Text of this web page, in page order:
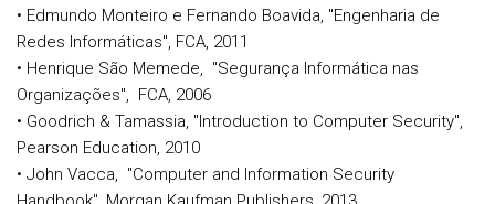
• Edmundo Monteiro e Fernando Boavida, "Engenharia de
Redes Informáticas", FCA, 2011
• Henrique São Memede, "Segurança Informática nas
Organizações", FCA, 2006
• Goodrich & Tamassia, "Introduction to Computer Security",
Pearson Education, 2010
• John Vacca, "Computer and Information Security